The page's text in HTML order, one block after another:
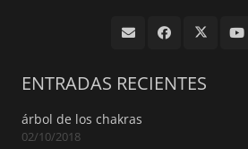
ENTRADAS RECIENTES
árbol de los chakras
02/10/2018